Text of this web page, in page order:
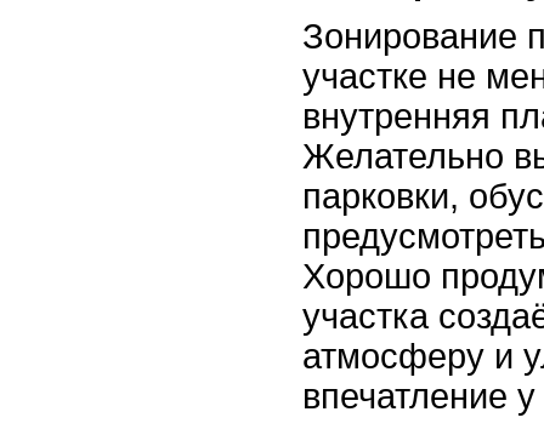
Зонирование
участке не
внутренняя
Желательно
парковки,
Хорошо
участка
атмосферу и
впечатление